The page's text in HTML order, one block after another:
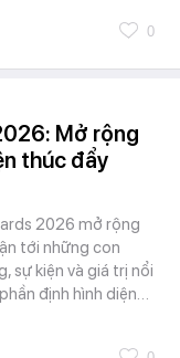
0
Mở rộng
thúc đẩy
2026 mở rộng
tới những con
sự kiện và giá trị nổi
định hình diện…